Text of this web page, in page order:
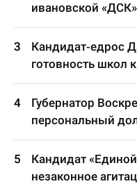
ивановской «ДСК»
Кандидат-едрос
готовность школ
Губернатор
персональный
Кандидат
незаконное